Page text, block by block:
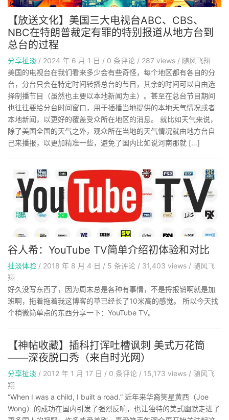
【放送文化】美国三大电视台ABC、CBS、
NBC在特朗普裁定有罪的特别报道从地方台到
总台的过程
分享扯淡 / 2024 年 6 月 1 日 / 0 条评论 / 287 views / 随风飞翔
美国的电视台在我们看来多少会有些奇怪，每个地区都有各自的分
台，分台只会在特定时间转播总台的节目，其余的时间可以自由选
择制播节目（虽然也主要以本地新闻为主）。甚至在总台节目期间
也往往要给分台时间窗口，用于插播当地提供的本地天气情况或者
本地新闻，以更好的覆盖受众所在地区的消息。 就比如天气来说，
除了美国全国的天气之外，观众所在当地的天气情况就由地方台自
己来播报，以更加精准一些，避免了国内比如说河南那就 […]
谷人希：YouTube TV简单介绍初体验和对比
扯淡体验 / 2018 年 8 月 4 日 / 5 条评论 / 31,403 views / 随风飞
翔
好久没写东西了，因为周末总是各种有事情，不是捋报销啊就是加
班啊，拖着拖着我这博客的草已经长了10米高的感觉。 所以今天找
个稍微简单点的东西分享一下：YouTube TV。
【神帖收藏】插科打诨吐槽讽刺 美式万花筒
——深夜脱口秀（来自时光网）
分享扯淡 / 2012 年 1 月 17 日 / 0 条评论 / 15,173 views / 随风飞
翔
“When I was a child, I built a road.” 近年来华裔笑星黄西（Joe
Wong）的成功在国内引发了强烈反响，也让独特的美式幽默走进了